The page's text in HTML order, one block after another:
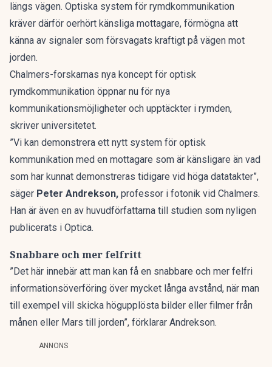
längs vägen. Optiska system för rymdkommunikation
kräver därför oerhört känsliga mottagare, förmögna att
känna av signaler som försvagats kraftigt på vägen mot
jorden.
Chalmers-forskarnas nya koncept för optisk
rymdkommunikation öppnar nu för nya
kommunikationsmöjligheter och upptäckter i rymden,
skriver universitetet.
”Vi kan demonstrera ett nytt system för optisk
kommunikation med en mottagare som är känsligare än vad
som har kunnat demonstreras tidigare vid höga datatakter”,
säger Peter Andrekson, professor i fotonik vid Chalmers.
Han är även en av huvudförfattarna till studien som nyligen
publicerats i Optica.
Snabbare och mer felfritt
”Det här innebär att man kan få en snabbare och mer felfri
informationsöverföring över mycket långa avstånd, när man
till exempel vill skicka högupplösta bilder eller filmer från
månen eller Mars till jorden”, förklarar Andrekson.
ANNONS